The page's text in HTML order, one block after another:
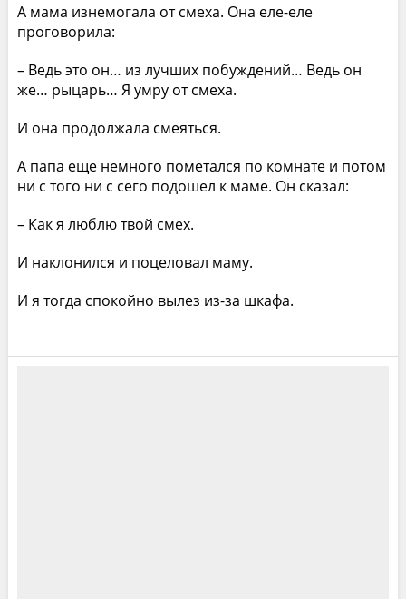
А мама изнемогала от смеха. Она еле-еле
проговорила:
– Ведь это он… из лучших побуждений… Ведь он
же… рыцарь… Я умру от смеха.
И она продолжала смеяться.
А папа еще немного пометался по комнате и потом
ни с того ни с сего подошел к маме. Он сказал:
– Как я люблю твой смех.
И наклонился и поцеловал маму.
И я тогда спокойно вылез из-за шкафа.